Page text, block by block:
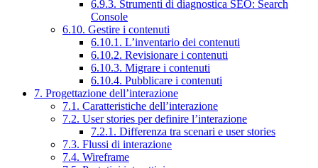
6.9.3. Strumenti di diagnostica SEO: Search
Console
6.10. Gestire i contenuti
6.10.1. L’inventario dei contenuti
6.10.2. Revisionare i contenuti
6.10.3. Migrare i contenuti
6.10.4. Pubblicare i contenuti
7. Progettazione dell’interazione
7.1. Caratteristiche dell’interazione
7.2. User stories per definire l’interazione
7.2.1. Differenza tra scenari e user stories
7.3. Flussi di interazione
7.4. Wireframe